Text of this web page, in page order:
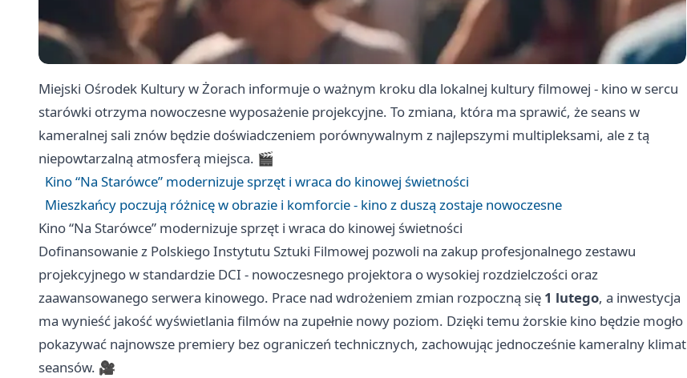
Miejski Ośrodek Kultury w Żorach informuje o ważnym kroku dla lokalnej kultury filmowej - kino w sercu
starówki otrzyma nowoczesne wyposażenie projekcyjne. To zmiana, która ma sprawić, że seans w
kameralnej sali znów będzie doświadczeniem porównywalnym z najlepszymi multipleksami, ale z tą
niepowtarzalną atmosferą miejsca. 🎬
Kino “Na Starówce” modernizuje sprzęt i wraca do kinowej świetności
Mieszkańcy poczują różnicę w obrazie i komforcie - kino z duszą zostaje nowoczesne
Kino “Na Starówce” modernizuje sprzęt i wraca do kinowej świetności
Dofinansowanie z Polskiego Instytutu Sztuki Filmowej pozwoli na zakup profesjonalnego zestawu
projekcyjnego w standardzie DCI - nowoczesnego projektora o wysokiej rozdzielczości oraz
zaawansowanego serwera kinowego. Prace nad wdrożeniem zmian rozpoczną się 1 lutego, a inwestycja
ma wynieść jakość wyświetlania filmów na zupełnie nowy poziom. Dzięki temu żorskie kino będzie mogło
pokazywać najnowsze premiery bez ograniczeń technicznych, zachowując jednocześnie kameralny klimat
seansów. 🎥